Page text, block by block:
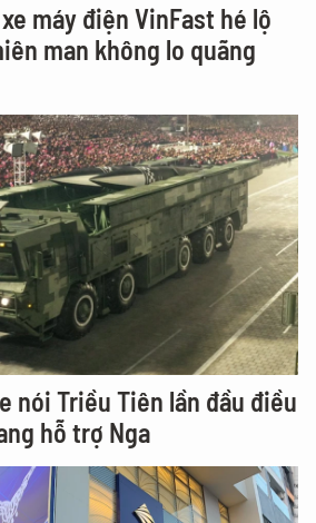
máy điện VinFast hé lộ
man không lo quãng
nói Triều Tiên lần đầu điều
hỗ trợ Nga